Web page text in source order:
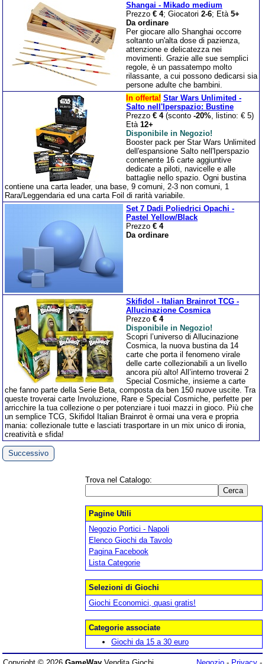
Shangai - Mikado medium
Prezzo € 4; Giocatori 2-6; Età 5+
Da ordinare
Per giocare allo Shanghai occorre
soltanto un'alta dose di pazienza,
attenzione e delicatezza nei
movimenti. Grazie alle sue semplici
regole, è un passatempo molto
rilassante, a cui possono dedicarsi sia
persone adulte che bambini.
In offerta! Star Wars Unlimited -
Salto nell'Iperspazio: Bustine
Prezzo € 4(sconto -20%, listino: € 5)
Età 12+
Disponibile in Negozio!
Booster pack per Star Wars Unlimited
dell'espansione Salto nell'Iperspazio
contenente 16 carte aggiuntive
dedicate a piloti, navicelle e alle
battaglie nello spazio. Ogni bustina
contiene una carta leader, una base, 9 comuni, 2-3 non comuni, 1
Rara/Leggendaria ed una carta Foil di rarità variabile.
Set 7 Dadi Poliedrici Opachi -
Pastel Yellow/Black
Prezzo € 4
Da ordinare
Skifidol - Italian Brainrot TCG -
Allucinazione Cosmica
Prezzo € 4
Disponibile in Negozio!
Scopri l’universo di Allucinazione
Cosmica, la nuova bustina da 14
carte che porta il fenomeno virale
delle carte collezionabili a un livello
ancora più alto! All’interno troverai 2
Special Cosmiche, insieme a carte
che fanno parte della Serie Beta, composta da ben 150 nuove uscite. Tra
queste troverai carte Involuzione, Rare e Special Cosmiche, perfette per
arricchire la tua collezione o per potenziare i tuoi mazzi in gioco. Più che
un semplice TCG, Skifidol Italian Brainrot è ormai una vera e propria
mania: collezionale tutte e lasciati trasportare in un mix unico di ironia,
creatività e sfida!
Successivo
Trova nel Catalogo:
Pagine Utili
Negozio Portici - Napoli
Elenco Giochi da Tavolo
Pagina Facebook
Lista Categorie
Selezioni di Giochi
Giochi Economici, quasi gratis!
Categorie associate
Giochi da 15 a 30 euro